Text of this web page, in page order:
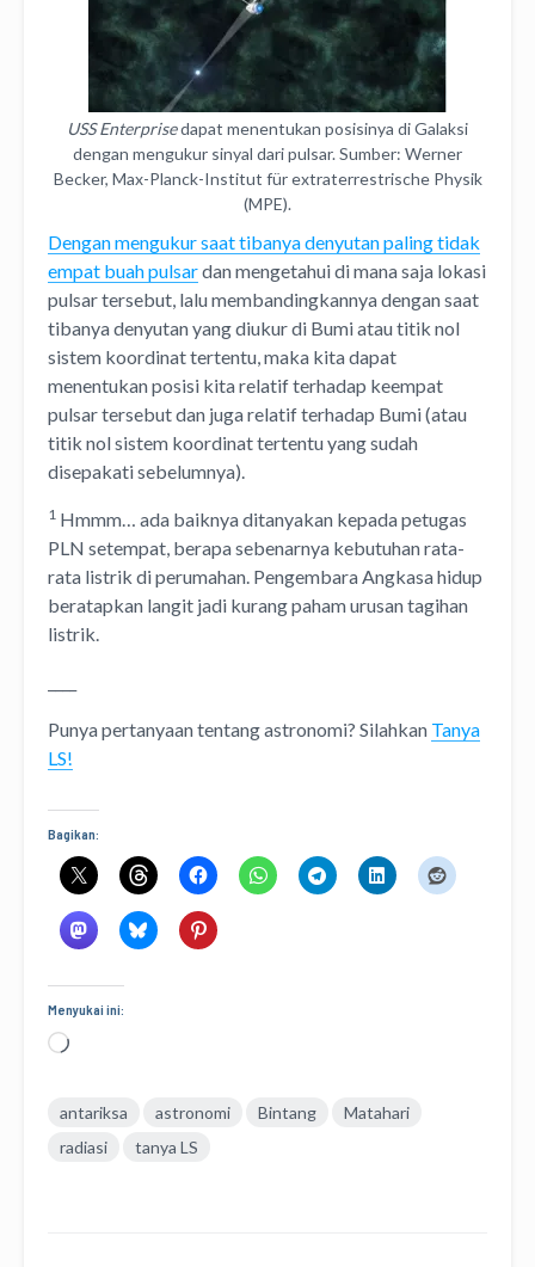
USS Enterprisedapat menentukan posisinya di Galaksi
dengan mengukur sinyal dari pulsar. Sumber: Werner
Becker, Max-Planck-Institut für extraterrestrische Physik
(MPE).
Dengan mengukur saat tibanya denyutan paling tidak
empat buah pulsardan mengetahui di mana saja lokasi
pulsar tersebut, lalu membandingkannya dengan saat
tibanya denyutan yang diukur di Bumi atau titik nol
sistem koordinat tertentu, maka kita dapat
menentukan posisi kita relatif terhadap keempat
pulsar tersebut dan juga relatif terhadap Bumi (atau
titik nol sistem koordinat tertentu yang sudah
disepakati sebelumnya).
1 Hmmm… ada baiknya ditanyakan kepada petugas
PLN setempat, berapa sebenarnya kebutuhan rata-
rata listrik di perumahan. Pengembara Angkasa hidup
beratapkan langit jadi kurang paham urusan tagihan
listrik.
Punya pertanyaan tentang astronomi? Silahkan Tanya
LS!
Bagikan:
Menyukai ini:
Memuat...
antariksa astronomi Bintang
Matahari
radiasi
tanya LS